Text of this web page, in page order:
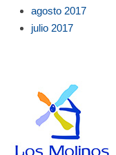
agosto 2017
julio 2017